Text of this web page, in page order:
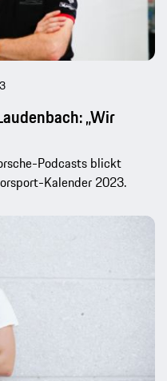
„Wir
Podcasts blickt
Kalender 2023.